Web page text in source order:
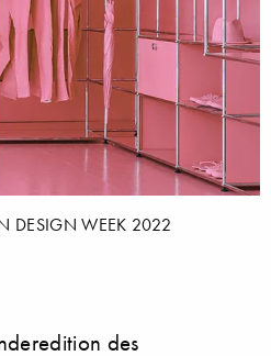
DESIGN WEEK 2022
des